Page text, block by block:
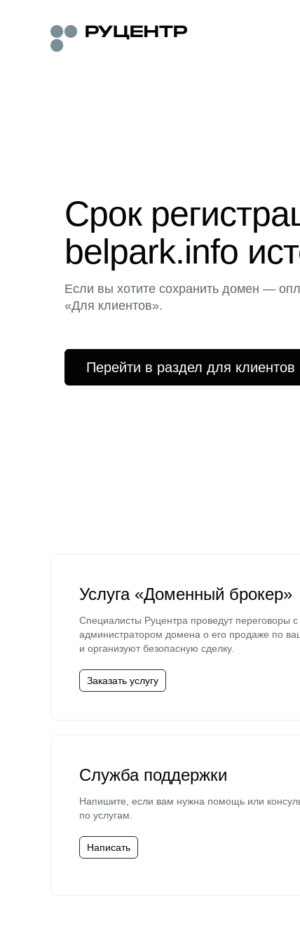
Срок
belpark.info
Если вы хотите сохранить домен —
«Для клиентов».
Перейти в раздел для клиентов
Услуга «Доменный брокер»
Специалисты Руцентра проведут переговоры с
администратором домена о его продаже по
и организуют безопасную сделку.
Заказать услугу
Служба поддержки
Напишите, если вам нужна помощь или
по услугам.
Написать